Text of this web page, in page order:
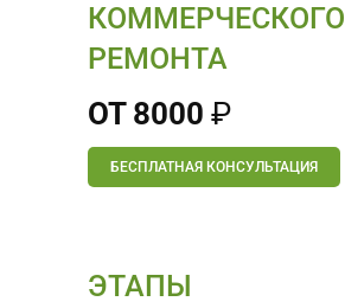
КОММЕРЧЕСКОГО
РЕМОНТА
ОТ 8000 ₽
БЕСПЛАТНАЯ КОНСУЛЬТАЦИЯ
ЭТАПЫ